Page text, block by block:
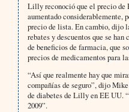
Lilly reconoció que el precio de
aumentado considerablemente,
precio de lista. En cambio, dijo
rebates y descuentos que se
de beneficios de farmacia, que
precios de medicamentos para
“Así que realmente hay que
compañías de seguro”, dijo
de diabetes de Lilly en EE UU.
2009”.